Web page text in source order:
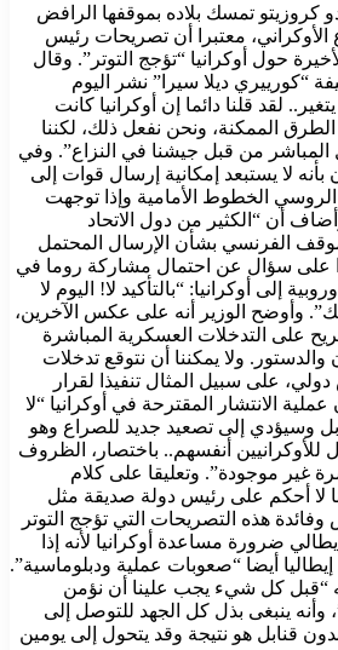
كروزيتو تمسك بلاده بموقفها الرافض
الأوكراني، معتبرا أن تصريحات رئيس
حول أوكرانيا “تؤجج التوتر”. وقال
“كورييري ديلا سيرا” نشر اليوم
لقد قلنا دائما إن أوكرانيا كانت
الممكنة، ونحن نفعل ذلك، لكننا
المباشر من قبل جيشنا في النزاع”. وفي
لا يستبعد إمكانية إرسال قوات إلى
الروسي الخطوط الأمامية وإذا توجهت
أن “الكثير من دول الاتحاد
الفرنسي بشأن الإرسال المحتمل
على سؤال عن احتمال مشاركة روما في
إلى أوكرانيا: “بالتأكيد لا! اليوم لا
وأوضح الوزير أنه على عكس الآخرين،
على التدخلات العسكرية المباشرة
ولا يمكننا أن نتوقع تدخلات
على سبيل المثال تنفيذا لقرار
الانتشار المقترحة في أوكرانيا “لا
وسيؤدي إلى تصعيد جديد للصراع وهو
للأوكرانيين أنفسهم.. باختصار، الظروف
غير موجودة”. وتعليقا على كلام
لا أحكم على رئيس دولة صديقة مثل
هذه التصريحات التي تؤجج التوتر
ضرورة مساعدة أوكرانيا لأنه إذا
إيطاليا أيضا “صعوبات عملية ودبلوماسية”.
“قبل كل شيء يجب علينا أن نؤمن
وأنه ينبغى بذل كل الجهد للتوصل إلى
قنابل هو نتيجة وقد يتحول إلى يومين